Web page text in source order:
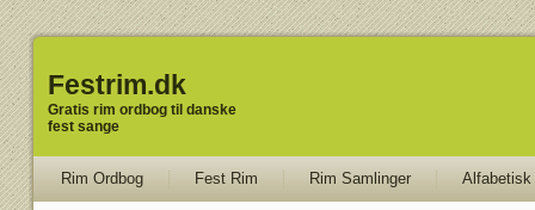
Festrim.dk
Gratis rim ordbog til danske
fest sange
Rim Ordbog Fest Rim Rim Samlinger Alfabetisk